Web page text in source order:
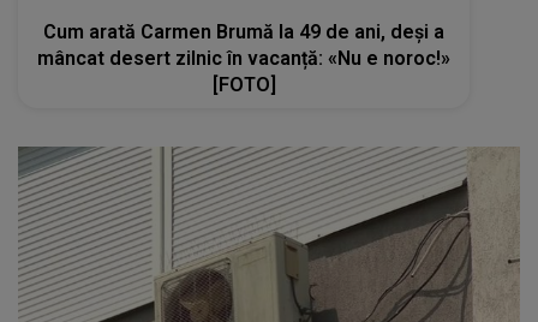
Cum arată Carmen Brumă la 49 de ani, deși a
mâncat desert zilnic în vacanță: «Nu e noroc!»
[FOTO]